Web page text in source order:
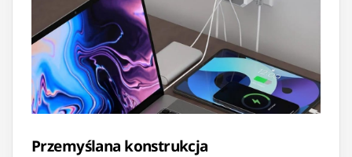
Przemyślana konstrukcja